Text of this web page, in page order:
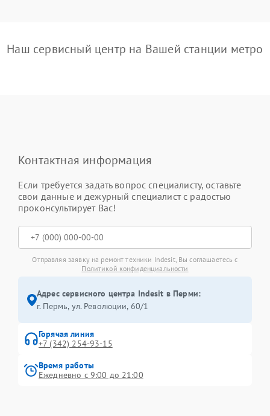
Наш сервисный центр на Вашей станции метро
Контактная информация
Если требуется задать вопрос специалисту, оставьте
свои данные и дежурный специалист с радостью
проконсультирует Вас!
Отправляя заявку на ремонт техники Indesit, Вы соглашаетесь с
Политикой конфиденциальности
Адрес сервисного центра Indesit в Перми:
г. Пермь, ул. ​Революции, 60/1
Горячая линия
+7 (342) 254-93-15
Время работы
Ежедневно с 9:00 до 21:00